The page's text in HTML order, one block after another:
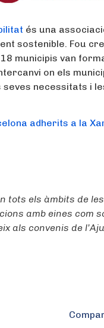
és una
sostenible. Fou
municipis van
on els
necessitats i
adherits a la
els àmbits de
amb eines com
als convenis de